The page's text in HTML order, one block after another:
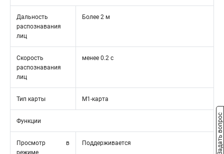
Дальность
распознавания
лиц
Более 2 м
Скорость
распознавания
лиц
менее 0.2 с
Тип карты M1-карта
Функции
Просмотр в
режиме
Поддерживается Задать вопрос